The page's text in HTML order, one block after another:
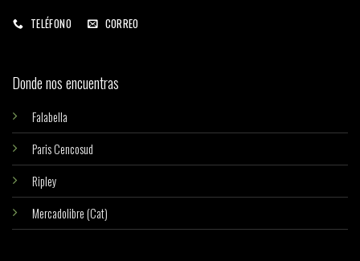
TELÉFONO CORREO
Donde nos encuentras
Falabella
Paris Cencosud
Ripley
Mercadolibre (Cat)